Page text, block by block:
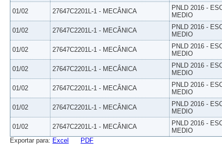
01/02 27647C2201L-1 - MECÂNICA
PNLD 2016 -
MEDIO
01/02 27647C2201L-1 - MECÂNICA
PNLD 2016 -
MEDIO
01/02 27647C2201L-1 - MECÂNICA
PNLD 2016 -
MEDIO
01/02 27647C2201L-1 - MECÂNICA
PNLD 2016 -
MEDIO
01/02 27647C2201L-1 - MECÂNICA
PNLD 2016 -
MEDIO
01/02 27647C2201L-1 - MECÂNICA
PNLD 2016 -
MEDIO
01/02 27647C2201L-1 - MECÂNICA
PNLD 2016 -
MEDIO
Exportar para: Excel PDF